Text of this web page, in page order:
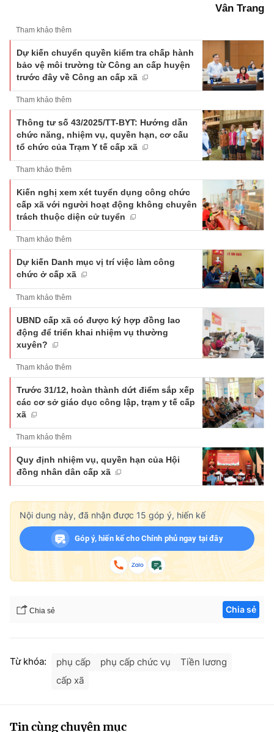
Vân Trang
Tham khảo thêm
Dự kiến chuyển quyền kiểm tra chấp hành
bảo vệ môi trường từ Công an cấp huyện
trước đây về Công an cấp xã
Tham khảo thêm
Thông tư số 43/2025/TT-BYT: Hướng dẫn
chức năng, nhiệm vụ, quyền hạn, cơ cấu
tổ chức của Trạm Y tế cấp xã
Tham khảo thêm
Kiến nghị xem xét tuyển dụng công chức
cấp xã với người hoạt động không chuyên
trách thuộc diện cử tuyển
Tham khảo thêm
Dự kiến Danh mục vị trí việc làm công
chức ở cấp xã
Tham khảo thêm
UBND cấp xã có được ký hợp đồng lao
động để triển khai nhiệm vụ thường
xuyên?
Tham khảo thêm
Trước 31/12, hoàn thành dứt điểm sắp xếp
các cơ sở giáo dục công lập, trạm y tế cấp
xã
Tham khảo thêm
Quy định nhiệm vụ, quyền hạn của Hội
đồng nhân dân cấp xã
Nội dung này, đã nhận được 15 góp ý, hiến kế
Góp ý, hiến kế cho Chính phủ ngay tại đây
Chia sẻ Chia sẻ
Từ khóa: phụ cấp phụ cấp chức vụ
Tiền lương
cấp xã
Tin cùng chuyên mục